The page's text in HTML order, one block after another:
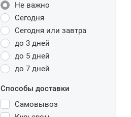
Не важно
Сегодня
Сегодня или завтра
до 3 дней
до 5 дней
до 7 дней
Способы доставки
Самовывоз